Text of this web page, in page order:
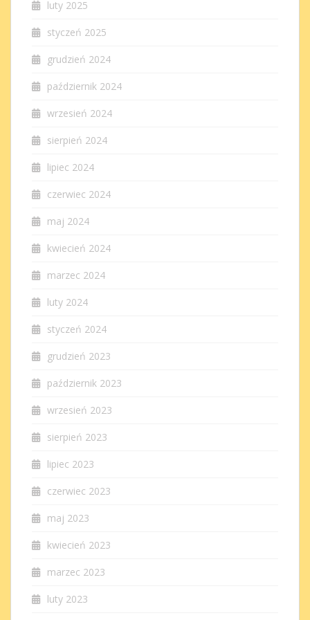
luty 2025
styczeń 2025
grudzień 2024
październik 2024
wrzesień 2024
sierpień 2024
lipiec 2024
czerwiec 2024
maj 2024
kwiecień 2024
marzec 2024
luty 2024
styczeń 2024
grudzień 2023
październik 2023
wrzesień 2023
sierpień 2023
lipiec 2023
czerwiec 2023
maj 2023
kwiecień 2023
marzec 2023
luty 2023